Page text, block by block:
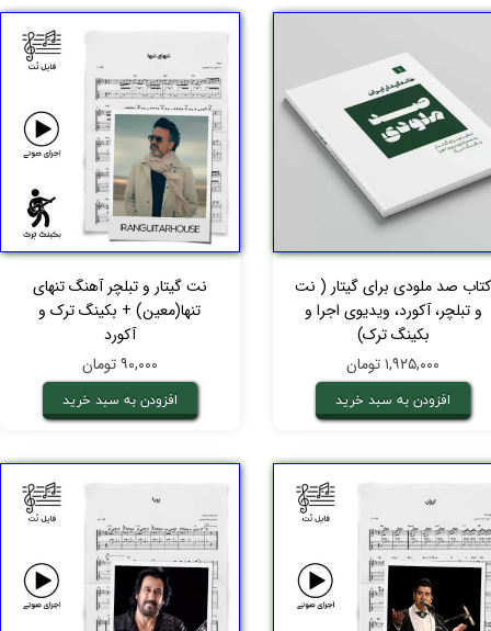
کتاب صد ملودی برای گیتار ( نت
و تبلچر، آکورد، ویدیوی اجرا و
بکینگ ترک)
۱,۹۲۵,۰۰۰ تومان
افزودن به سبد خرید
نت گیتار و تبلچر آهنگ تنهای
تنها(معین) + بکینگ ترک و
آکورد
۹۰,۰۰۰ تومان
افزودن به سبد خرید